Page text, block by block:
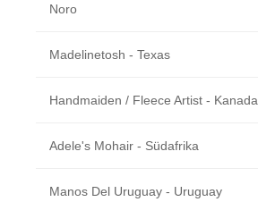
Noro
Madelinetosh - Texas
Handmaiden / Fleece Artist - Kanada
Adele's Mohair - Südafrika
Manos Del Uruguay - Uruguay